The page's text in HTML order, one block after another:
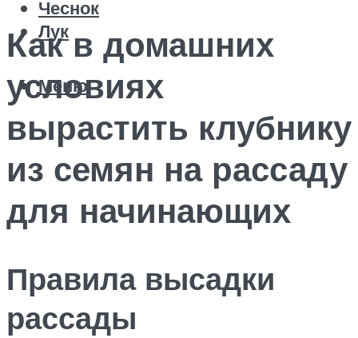
Чеснок
Лук
Меню
Как в домашних
условиях
вырастить клубнику
из семян на рассаду
для начинающих
Правила высадки
рассады